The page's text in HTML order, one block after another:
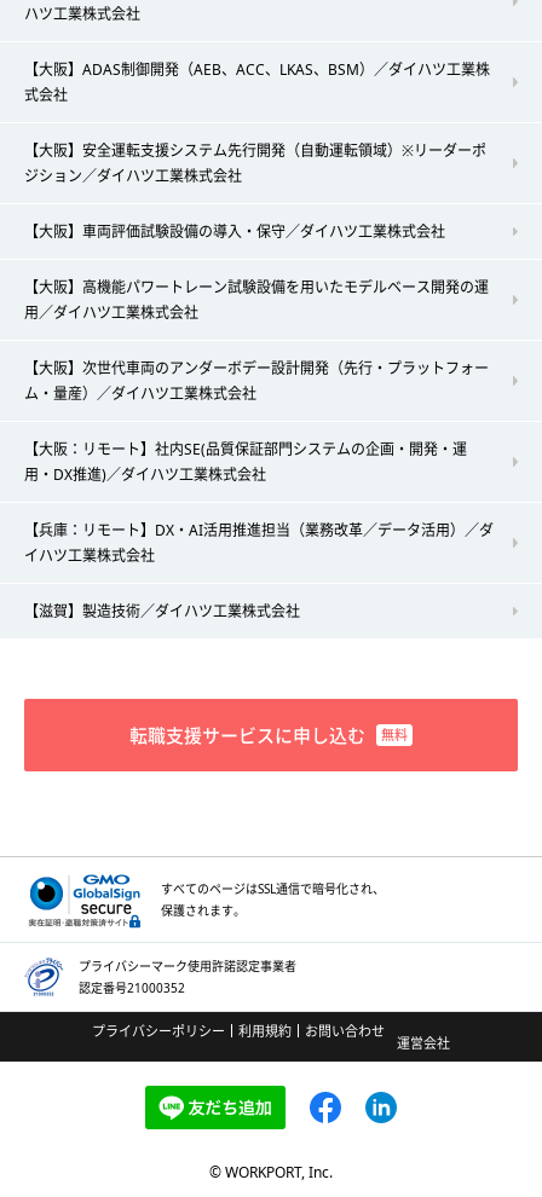
ハツ工業株式会社
【大阪】ADAS制御開発（AEB、ACC、LKAS、BSM）／ダイハツ工業株
式会社
【大阪】安全運転支援システム先行開発（自動運転領域）※リーダーポ
ジション／ダイハツ工業株式会社
【大阪】車両評価試験設備の導入・保守／ダイハツ工業株式会社
【大阪】高機能パワートレーン試験設備を用いたモデルベース開発の運
用／ダイハツ工業株式会社
【大阪】次世代車両のアンダーボデー設計開発（先行・プラットフォー
ム・量産）／ダイハツ工業株式会社
【大阪：リモート】社内SE(品質保証部門システムの企画・開発・運
用・DX推進)／ダイハツ工業株式会社
【兵庫：リモート】DX・AI活用推進担当（業務改革／データ活用）／ダ
イハツ工業株式会社
【滋賀】製造技術／ダイハツ工業株式会社
転職支援サービスに申し込む
すべてのページはSSL通信で暗号化され、
保護されます。
プライバシーマーク使用許諾認定事業者
認定番号21000352
プライバシーポリシー 利用規約 お問い合わせ
運営会社
© WORKPORT, Inc.